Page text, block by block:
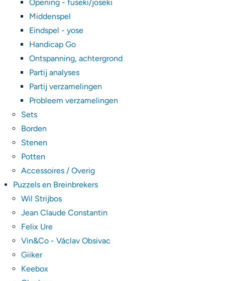
Opening - fuseki/joseki
Middenspel
Eindspel - yose
Handicap Go
Ontspanning, achtergrond
Partij analyses
Partij verzamelingen
Probleem verzamelingen
Sets
Borden
Stenen
Potten
Accessoires / Overig
Puzzels en Breinbrekers
Wil Strijbos
Jean Claude Constantin
Felix Ure
Vin&Co - Václav Obsivac
Giiker
Keebox